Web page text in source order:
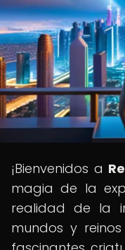
¡Bienvenidos a
magia de la
realidad de la
mundos y